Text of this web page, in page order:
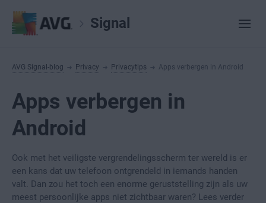
Signal
AVG Signal-blog Privacy Privacytips Apps verbergen in Android
Apps verbergen in
Android
Ook met het veiligste vergrendelingsscherm ter wereld is er
een kans dat uw telefoon ontgrendeld in iemands handen
valt. Dan zou het toch een enorme geruststelling zijn als uw
meest persoonlijke apps niet zichtbaar waren? Lees verder